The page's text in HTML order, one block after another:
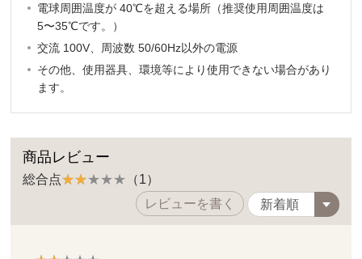
電球周囲温度が 40℃を超える場所（推奨使用周囲温度は
5〜35℃です。）
交流 100V、周波数 50/60Hz以外の電源
その他、使用器具、環境等により使用できない場合があり
ます。
商品レビュー
総合点
（1）
レビューを書く